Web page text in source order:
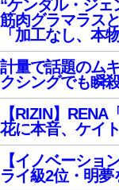
“ケンダル・ジ
筋肉グラマラス
「加工なし、本
計量で話題のム
クシングでも瞬
【RIZIN】
花に本音、ケイ
【イノベーショ
ライ級2位・明